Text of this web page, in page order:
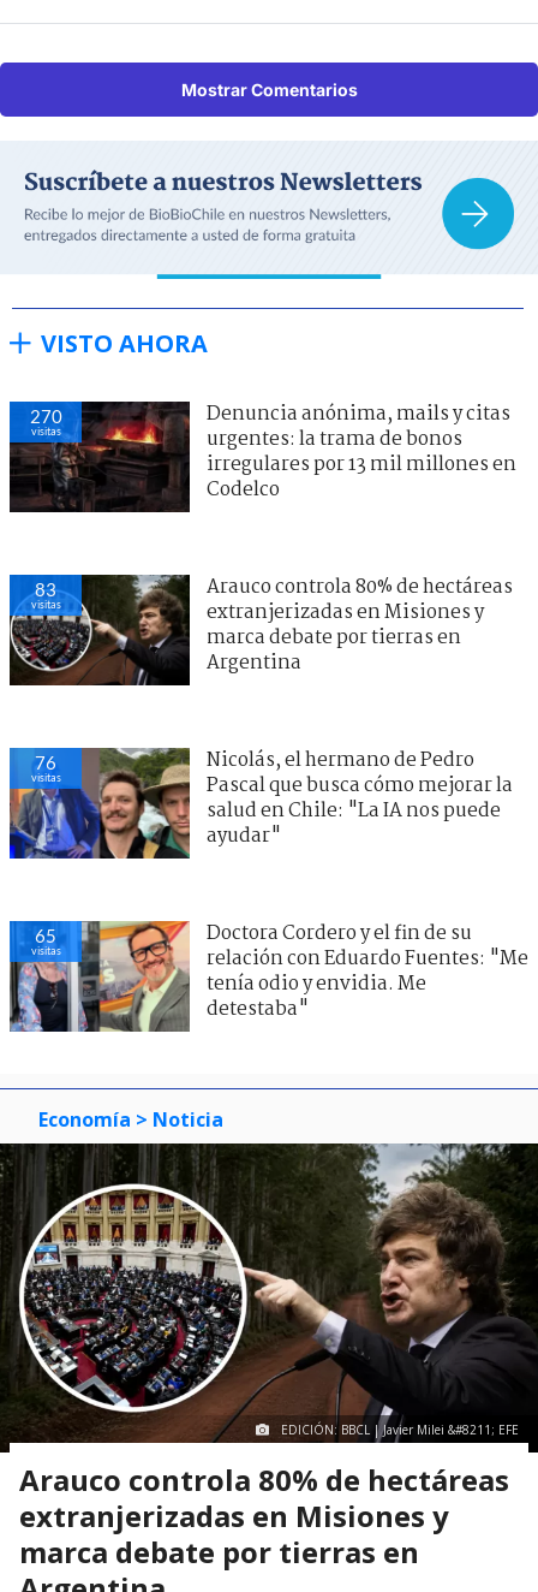
Mostrar Comentarios
VISTO AHORA
270
visitas
Denuncia anónima, mails y citas
urgentes: la trama de bonos
irregulares por 13 mil millones en
Codelco
83
visitas
Arauco controla 80% de hectáreas
extranjerizadas en Misiones y
marca debate por tierras en
Argentina
76
visitas
Nicolás, el hermano de Pedro
Pascal que busca cómo mejorar la
salud en Chile: "La IA nos puede
ayudar"
65
visitas
Doctora Cordero y el fin de su
relación con Eduardo Fuentes: "Me
tenía odio y envidia. Me
detestaba"
Economía > Noticia
EDICIÓN: BBCL | Javier Milei &#8211; EFE
Arauco controla 80% de hectáreas
extranjerizadas en Misiones y
marca debate por tierras en